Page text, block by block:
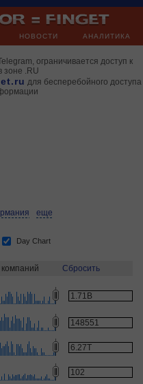
НОВОСТИ АНАЛИТИКА
ограничивается доступ к
зоне .RU
для бесперебойного доступа
еще
Day Chart
Сбросить